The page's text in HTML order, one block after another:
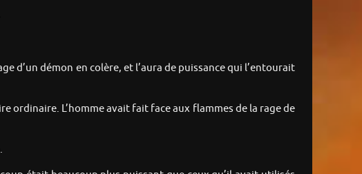
d’un démon en colère, et l’aura de puissance qui l’entourait
ordinaire. L’homme avait fait face aux flammes de la rage de